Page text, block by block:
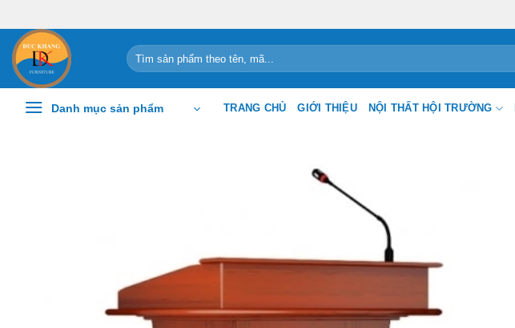
đến
nội
dung
Tìm
kiếm:
Danh mục sản phẩm TRANG CHỦ GIỚI THIỆU NỘI THẤT HỘI TRƯỜNG